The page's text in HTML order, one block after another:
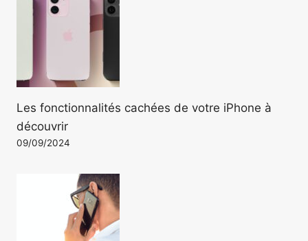
Les fonctionnalités cachées de votre iPhone à
découvrir
09/09/2024